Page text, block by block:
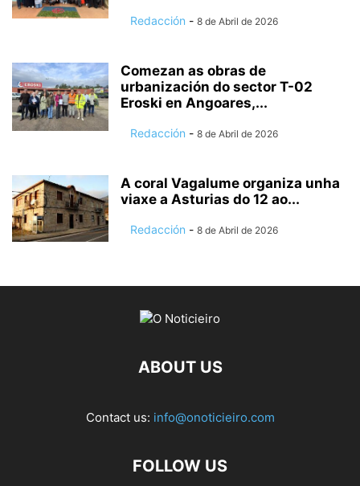
Redacción - 8 de Abril de 2026
Comezan as obras de
urbanización do sector T-02
Eroski en Angoares,...
Redacción - 8 de Abril de 2026
A coral Vagalume organiza unha
viaxe a Asturias do 12 ao...
Redacción - 8 de Abril de 2026
ABOUT US
Contact us: info@onoticieiro.com
FOLLOW US